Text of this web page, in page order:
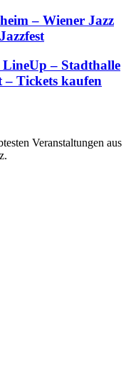
– Wiener Jazz
– Stadthalle
– Tickets kaufen
Veranstaltungen aus